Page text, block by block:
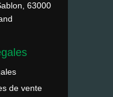
63000
de vente